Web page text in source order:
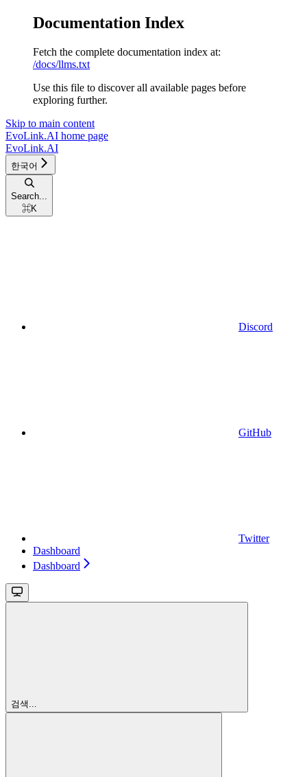
Documentation Index
Fetch the complete documentation index at:
/docs/llms.txt
Use this file to discover all available pages before
exploring further.
Skip to main content
EvoLink.AI home page
EvoLink.AI
한국어
Search...
⌘K
Discord
GitHub
Twitter
Dashboard
Dashboard
검색...